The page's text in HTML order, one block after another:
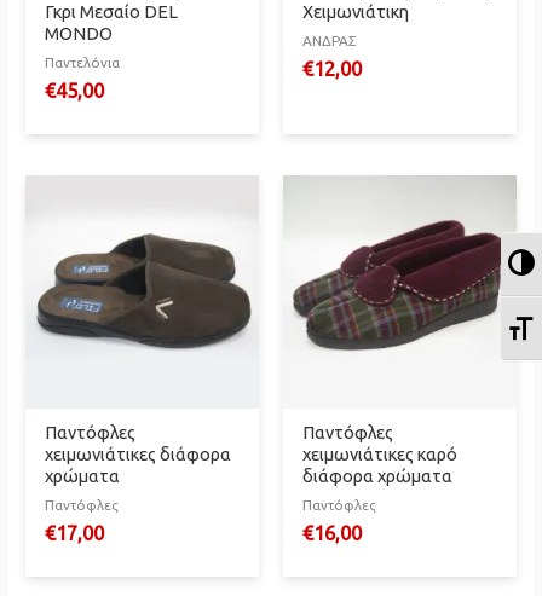
Γκρι Μεσαίο DEL
MONDO
Παντελόνια
€45,00
Χειμωνιάτικη
ΑΝΔΡΑΣ
€12,00
Παντόφλες
χειμωνιάτικες διάφορα
χρώματα
Παντόφλες
€17,00
Παντόφλες
χειμωνιάτικες καρό
διάφορα χρώματα
Παντόφλες
€16,00